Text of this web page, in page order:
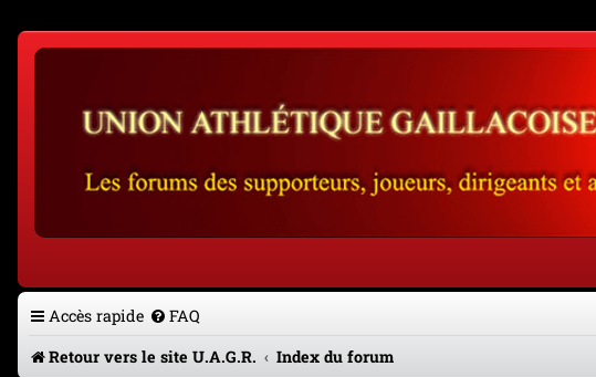
Accès rapide FAQ
Retour vers le site U.A.G.R.
Index du forum